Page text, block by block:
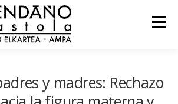
Menú
y madres: Rechazo